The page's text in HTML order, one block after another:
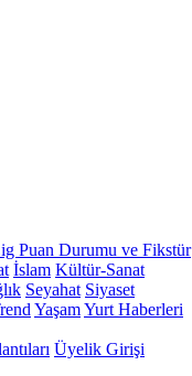
Puan Durumu ve Fikstür
İslam Kültür-Sanat
Seyahat Siyaset
YaşamYurt Haberleri
Üyelik Girişi